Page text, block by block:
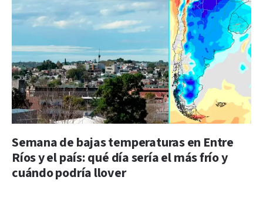
Semana de bajas temperaturas en Entre
Ríos y el país: qué día sería el más frío y
cuándo podría llover